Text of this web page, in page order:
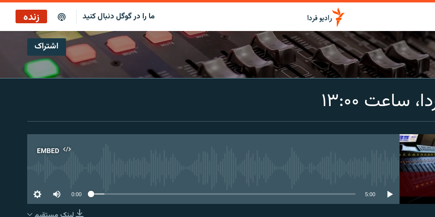
ما را در گوگل دنبال کنید زنده
بازپخش کافه فردا
پخش رادیویی
اشتراک
ساعت ۱۳:۰۰
EMBED
0:00 5:00